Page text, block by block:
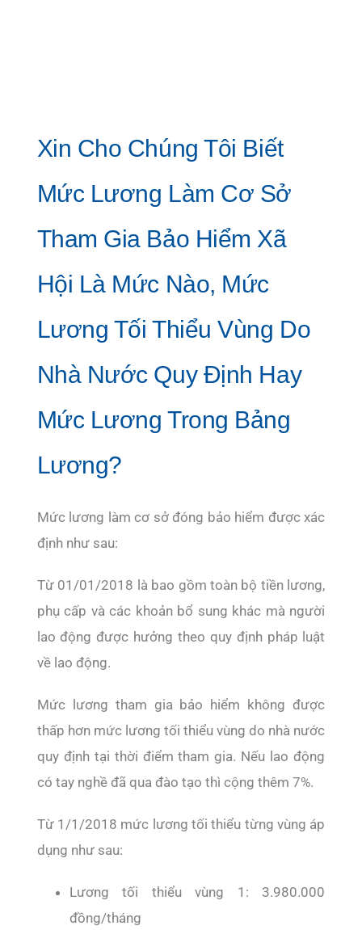
Xin Cho Chúng Tôi Biết
Mức Lương Làm Cơ Sở
Tham Gia Bảo Hiểm Xã
Hội Là Mức Nào, Mức
Lương Tối Thiểu Vùng Do
Nhà Nước Quy Định Hay
Mức Lương Trong Bảng
Lương?
Mức lương làm cơ sở đóng bảo hiểm được xác
định như sau:
Từ 01/01/2018 là bao gồm toàn bộ tiền lương,
phụ cấp và các khoản bổ sung khác mà người
lao động được hưởng theo quy định pháp luật
về lao động.
Mức lương tham gia bảo hiểm không được
thấp hơn mức lương tối thiểu vùng do nhà nước
quy định tại thời điểm tham gia. Nếu lao động
có tay nghề đã qua đào tạo thì cộng thêm 7%.
Từ 1/1/2018 mức lương tối thiểu từng vùng áp
dụng như sau:
Lương tối thiểu vùng 1: 3.980.000
đồng/tháng